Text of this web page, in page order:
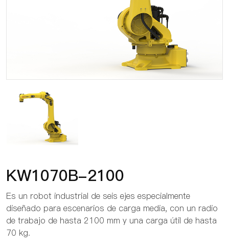
KW1070B-2100
Es un robot industrial de seis ejes especialmente
diseñado para escenarios de carga media, con un radio
de trabajo de hasta 2100 mm y una carga útil de hasta
70 kg.